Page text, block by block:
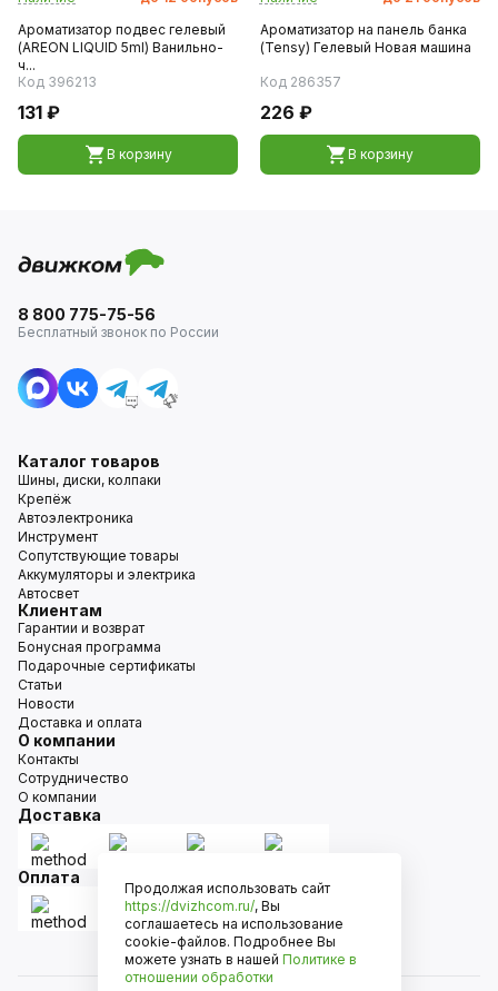
Ароматизатор подвес гелевый
(AREON LIQUID 5ml) Ванильно-
ч...
Код 396213
131 ₽
В корзину
Ароматизатор на панель банка
(Tensy) Гелевый Новая машина
Код 286357
226 ₽
В корзину
8 800 775-75-56
Бесплатный звонок по России
Каталог товаров
Шины, диски, колпаки
Крепёж
Автоэлектроника
Инструмент
Сопутствующие товары
Аккумуляторы и электрика
Автосвет
Клиентам
Гарантии и возврат
Бонусная программа
Подарочные сертификаты
Статьи
Новости
Доставка и оплата
О компании
Контакты
Сотрудничество
О компании
Доставка
Оплата
Продолжая использовать сайт
https://dvizhcom.ru/, Вы
соглашаетесь на использование
cookie-файлов. Подробнее Вы
можете узнать в нашей Политике в
отношении обработки